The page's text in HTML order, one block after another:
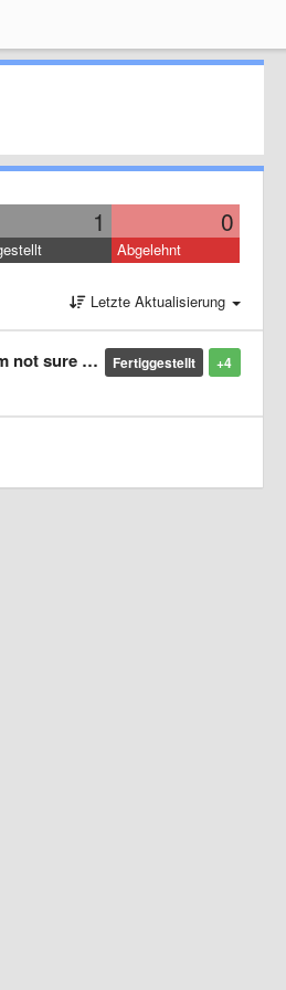
1 0
Abgelehnt
Letzte Aktualisierung
+4
Fertiggestellt
window resizing?